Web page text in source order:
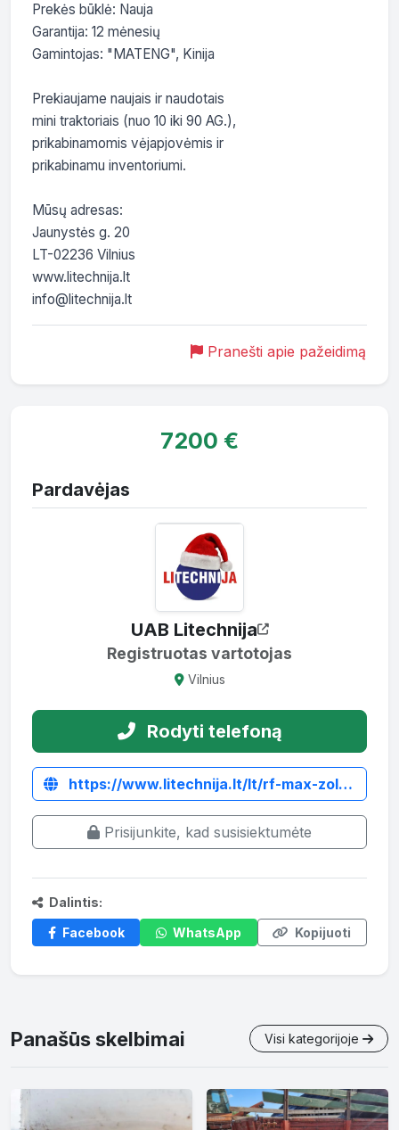
Prekės būklė: Nauja
Garantija: 12 mėnesių
Gamintojas: "MATENG", Kinija
Prekiaujame naujais ir naudotais
mini traktoriais (nuo 10 iki 90 AG.),
prikabinamomis vėjapjovėmis ir
prikabinamu inventoriumi.
Mūsų adresas:
Jaunystės g. 20
LT-02236 Vilnius
www.litechnija.lt
info@litechnija.lt
Pranešti apie pažeidimą
7200 €
Pardavėjas
UAB Litechnija
Registruotas vartotojas
Vilnius
Rodyti telefoną
https://www.litechnija.lt/lt/rf-max-zoliapjoves/5295-plaktukine-zoliapjove-mateng-rfmax-280.html
Prisijunkite, kad susisiektumėte
Dalintis:
Facebook
WhatsApp Kopijuoti
Panašūs skelbimai Visi kategorijoje